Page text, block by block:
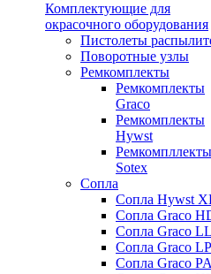
Комплектующие для
окрасочного оборудования
Пистолеты
Поворотные узлы
Ремкомплекты
Ремкомплекты
Graco
Ремкомплекты
Hywst
Ремкомпллекты
Sotex
Сопла
Сопла Hywst
Сопла Graco
Сопла Graco
Сопла Graco LP
Сопла Graco